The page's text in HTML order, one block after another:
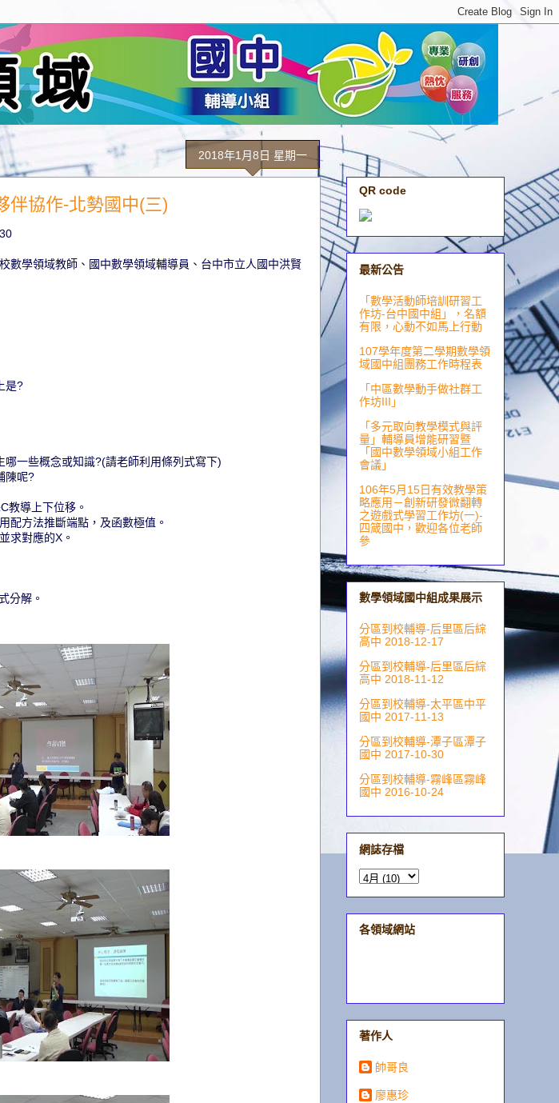
2018年1月8日 星期一
伴協作-北勢國中(三)
數學領域教師、國中數學領域輔導員、台中市立人國中洪賢
是?
一些概念或知識?(請老師利用條列式寫下)
陳呢?
教導上下位移。
配方法推斷端點，及函數極值。
求對應的X。
分解。
QR code
最新公告
「數學活動師培訓研習工
作坊-台中國中組」，名額
有限，心動不如馬上行動
107學年度第二學期數學領
域國中組團務工作時程表
「中區數學動手做社群工
作坊III」
「多元取向教學模式與評
量」輔導員增能研習暨
「國中數學領域小組工作
會議」
106年5月15日有效教學策
略應用－創新研發微翻轉
之遊戲式學習工作坊(一)-
四箴國中，歡迎各位老師
參
數學領域國中組成果展示
分區到校輔導-后里區后綜
高中 2018-12-17
分區到校輔導-后里區后綜
高中 2018-11-12
分區到校輔導-太平區中平
國中 2017-11-13
分區到校輔導-潭子區潭子
國中 2017-10-30
分區到校輔導-霧峰區霧峰
國中 2016-10-24
網誌存檔
各領域網站
著作人
帥哥良
廖惠珍